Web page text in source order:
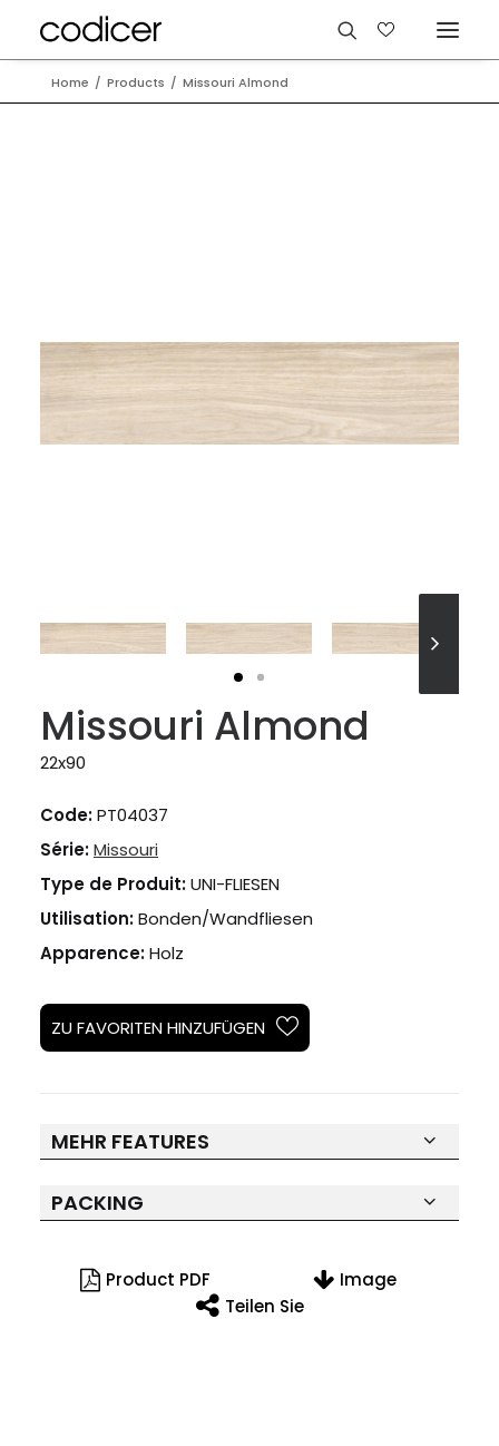
Sprachen
Home Products Missouri Almond
22x90
Missouri Almond
Code:PT04037
Série:Missouri
Type de Produit:UNI-FLIESEN
Utilisation:Bonden/Wandfliesen
Apparence:Holz
ZU FAVORITEN HINZUFÜGEN
MEHR FEATURES
PACKING
Product PDF
Image
Teilen Sie